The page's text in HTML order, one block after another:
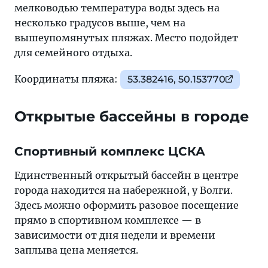
мелководью температура воды здесь на
несколько градусов выше, чем на
вышеупомянутых пляжах. Место подойдет
для семейного отдыха.
Координаты пляжа: 53.382416, 50.153770
Открытые бассейны в городе
Спортивный комплекс ЦСКА
Единственный открытый бассейн в центре
города находится на набережной, у Волги.
Здесь можно оформить разовое посещение
прямо в спортивном комплексе — в
зависимости от дня недели и времени
заплыва цена меняется.